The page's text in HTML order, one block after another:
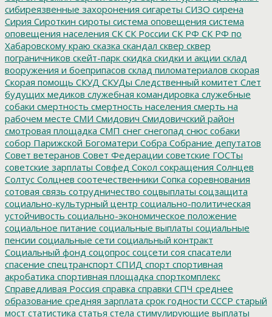
сибиреязвенные захоронения сигареты СИЗО сирена
Сирия Сироткин сироты система оповещения система
оповещения населения СК СК России СК РФ СК РФ по
Хабаровскому краю сказка скандал сквер сквер
пограничников скейт-парк скидка скидки и акции склад
вооружения и боеприпасов склад пиломатериалов скорая
Скорая помощь СКУД СКУДы Следственный комитет Слет
будущих медиков служебная командировка служебные
собаки смертность смертность населения смерть на
рабочем месте СМИ Смидович Смидовичский район
смотровая площадка СМП снег снегопад снюс собаки
собор Парижской Богоматери Собра Собрание депутатов
Совет ветеранов Совет Федерации советские ГОСТы
советские зарплаты Совфед Сокол сокращения Солнцев
Солтус Солцнев соотечественники Сопка соревнования
сотовая связь сотрудничество соцвыплаты соцзащита
социально-культурный центр социально-политическая
устойчивость социально-экономическое положение
социальное питание социальные выплаты социальные
пенсии социальные сети социальный контракт
Социальный фонд соцопрос соцсети соя спасатели
спасение спецтранспорт СПИД спорт спортивная
акробатика спортивная площадка спорткомплекс
Справедливая Россия справка справки СПЧ среднее
образование средняя зарплата срок годности СССР старый
мост статистика статья стела стимулирующие выплаты